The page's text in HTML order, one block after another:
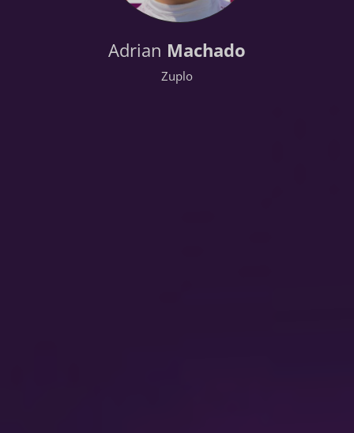
Adrian Machado
Zuplo